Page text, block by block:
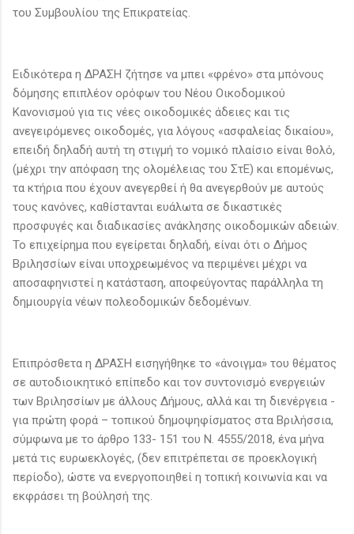
του Συμβουλίου της Επικρατείας.
Ειδικότερα η ΔΡΑΣΗ ζήτησε να μπει «φρένο» στα μπόνους
δόμησης επιπλέον ορόφων του Νέου Οικοδομικού
Κανονισμού για τις νέες οικοδομικές άδειες και τις
ανεγειρόμενες οικοδομές, για λόγους «ασφαλείας δικαίου»,
επειδή δηλαδή αυτή τη στιγμή το νομικό πλαίσιο είναι θολό,
(μέχρι την απόφαση της ολομέλειας του ΣτΕ) και επομένως,
τα κτήρια που έχουν ανεγερθεί ή θα ανεγερθούν με αυτούς
τους κανόνες, καθίστανται ευάλωτα σε δικαστικές
προσφυγές και διαδικασίες ανάκλησης οικοδομικών αδειών.
Το επιχείρημα που εγείρεται δηλαδή, είναι ότι ο Δήμος
Βριλησσίων είναι υποχρεωμένος να περιμένει μέχρι να
αποσαφηνιστεί η κατάσταση, αποφεύγοντας παράλληλα τη
δημιουργία νέων πολεοδομικών δεδομένων.
Επιπρόσθετα η ΔΡΑΣΗ εισηγήθηκε το «άνοιγμα» του θέματος
σε αυτοδιοικητικό επίπεδο και τον συντονισμό ενεργειών
των Βριλησσίων με άλλους Δήμους, αλλά και τη διενέργεια -
για πρώτη φορά – τοπικού δημοψηφίσματος στα Βριλήσσια,
σύμφωνα με το άρθρο 133- 151 του Ν. 4555/2018, ένα μήνα
μετά τις ευρωεκλογές, (δεν επιτρέπεται σε προεκλογική
περίοδο), ώστε να ενεργοποιηθεί η τοπική κοινωνία και να
εκφράσει τη βούλησή της.